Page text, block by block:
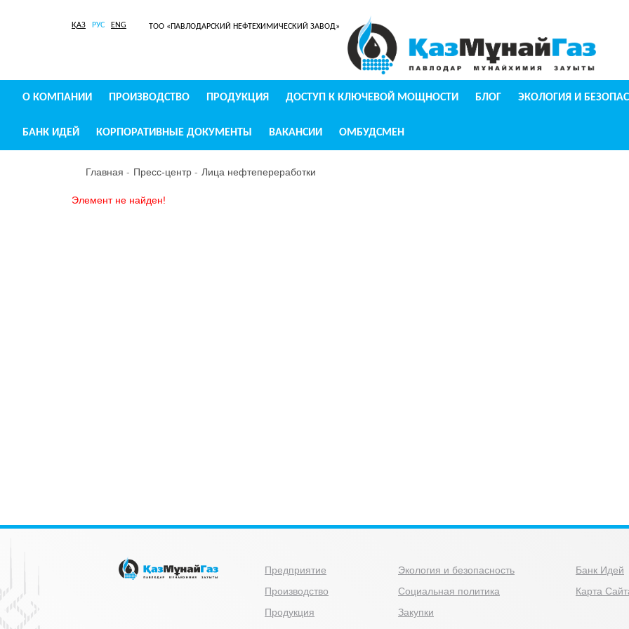
ҚАЗ РУС ENG ТОО «ПАВЛОДАРСКИЙ НЕФТЕХИМИЧЕСКИЙ ЗАВОД»
О КОМПАНИИ ПРОИЗВОДСТВО ПРОДУКЦИЯ ДОСТУП К КЛЮЧЕВОЙ МОЩНОСТИ БЛОГ ЭКОЛОГИЯ И
БАНК ИДЕЙ КОРПОРАТИВНЫЕ ДОКУМЕНТЫ ВАКАНСИИ ОМБУДСМЕН
Главная Пресс-центр Лица нефтепереработки
Элемент не найден!
Предприятие
Производство
Продукция
Экология и безопасность
Социальная политика
Закупки
Банк Идей
Карта